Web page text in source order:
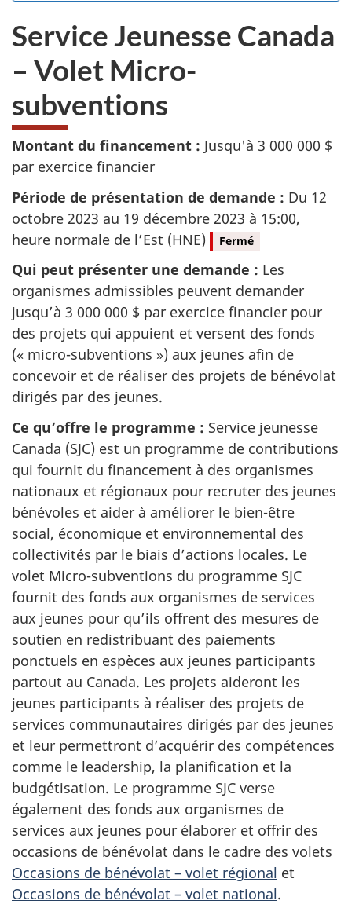
veux
pas
participer
au
sondage
du
web,
S
e
v
i
c
e
J
e
u
n
e
s
s
e
C
a
n
a
d
a
–
V
o
l
e
Service Jeunesse Canada
– Volet Micro-
subventions
Montant du financement : Jusqu'à 3 000 000 $
par exercice financier
Période de présentation de demande : Du 12
octobre 2023 au 19 décembre 2023 à 15:00,
heure normale de l’Est (HNE)
Fermé
Qui peut présenter une demande : Les
organismes admissibles peuvent demander
jusqu’à 3 000 000 $ par exercice financier pour
des projets qui appuient et versent des fonds
(« micro-subventions ») aux jeunes afin de
concevoir et de réaliser des projets de bénévolat
dirigés par des jeunes.
Ce qu’offre le programme : Service jeunesse
Canada (SJC) est un programme de contributions
qui fournit du financement à des organismes
nationaux et régionaux pour recruter des jeunes
bénévoles et aider à améliorer le bien-être
social, économique et environnemental des
collectivités par le biais d’actions locales. Le
volet Micro-subventions du programme SJC
fournit des fonds aux organismes de services
aux jeunes pour qu’ils offrent des mesures de
soutien en redistribuant des paiements
ponctuels en espèces aux jeunes participants
partout au Canada. Les projets aideront les
jeunes participants à réaliser des projets de
services communautaires dirigés par des jeunes
et leur permettront d’acquérir des compétences
comme le leadership, la planification et la
budgétisation. Le programme SJC verse
également des fonds aux organismes de
services aux jeunes pour élaborer et offrir des
occasions de bénévolat dans le cadre des volets
Occasions de bénévolat – volet régional et
Occasions de bénévolat – volet national.